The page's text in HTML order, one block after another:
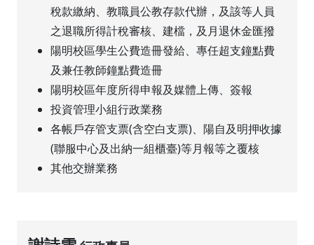
稅款繳納、教職員公教存款代辦，及該等人員
之退職所得計稅審核、建檔，及月退休金匯撥
陽明校區學生公費造冊發給、專任超支鐘點費
及兼任教師鐘點費造冊
陽明校區年度所得申報及媒體上傳、簽報
投資管理小組行政業務
各帳戶存管支票(含空白支票)、陽自及明押收據
(聯服中心及出納一組櫃臺)等月報等之覆核
其他交辦業務